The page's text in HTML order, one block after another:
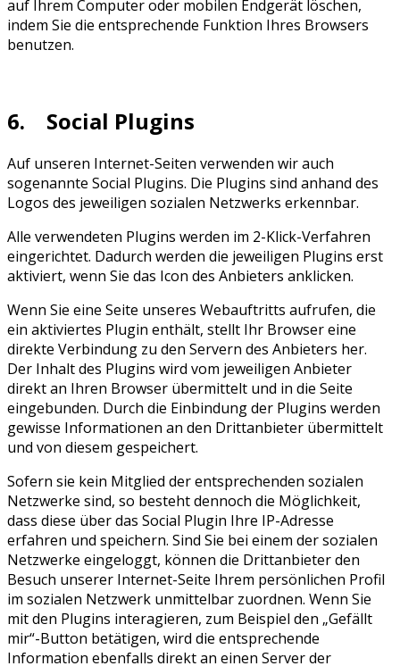
auf Ihrem Computer oder mobilen Endgerät löschen,
indem Sie die entsprechende Funktion Ihres Browsers
benutzen.
6. Social Plugins
Auf unseren Internet-Seiten verwenden wir auch
sogenannte Social Plugins. Die Plugins sind anhand des
Logos des jeweiligen sozialen Netzwerks erkennbar.
Alle verwendeten Plugins werden im 2-Klick-Verfahren
eingerichtet. Dadurch werden die jeweiligen Plugins erst
aktiviert, wenn Sie das Icon des Anbieters anklicken.
Wenn Sie eine Seite unseres Webauftritts aufrufen, die
ein aktiviertes Plugin enthält, stellt Ihr Browser eine
direkte Verbindung zu den Servern des Anbieters her.
Der Inhalt des Plugins wird vom jeweiligen Anbieter
direkt an Ihren Browser übermittelt und in die Seite
eingebunden. Durch die Einbindung der Plugins werden
gewisse Informationen an den Drittanbieter übermittelt
und von diesem gespeichert.
Sofern sie kein Mitglied der entsprechenden sozialen
Netzwerke sind, so besteht dennoch die Möglichkeit,
dass diese über das Social Plugin Ihre IP-Adresse
erfahren und speichern. Sind Sie bei einem der sozialen
Netzwerke eingeloggt, können die Drittanbieter den
Besuch unserer Internet-Seite Ihrem persönlichen Profil
im sozialen Netzwerk unmittelbar zuordnen. Wenn Sie
mit den Plugins interagieren, zum Beispiel den „Gefällt
mir“-Button betätigen, wird die entsprechende
Information ebenfalls direkt an einen Server der